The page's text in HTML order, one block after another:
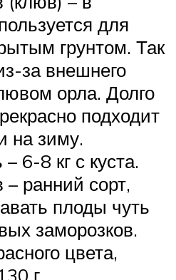
для
грунтом. Так
за внешнего
орла. Долго
подходит
на зиму.
6-8 кг с куста.
ранний сорт,
плоды чуть
заморозков.
цвета,
г.